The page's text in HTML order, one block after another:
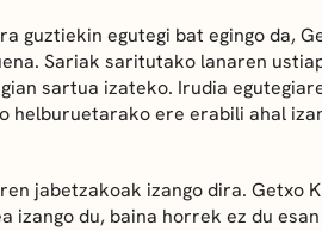
guztiekin egutegi bat egingo da,
Sariak saritutako lanaren
sartua izateko. Irudia
helburuetarako ere erabili ahal
jabetzakoak izango dira. Getxo
izango du, baina horrek ez du